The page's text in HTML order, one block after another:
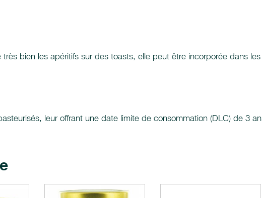
bien les apéritifs sur des toasts, elle peut être incorporée dans
leur offrant une date limite de consommation (DLC) de 3